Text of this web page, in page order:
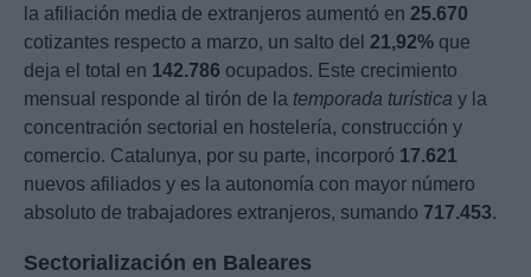
la afiliación media de extranjeros aumentó en 25.670
cotizantes respecto a marzo, un salto del 21,92% que
deja el total en 142.786 ocupados. Este crecimiento
mensual responde al tirón de la temporada turística y la
concentración sectorial en hostelería, construcción y
comercio. Catalunya, por su parte, incorporó 17.621
nuevos afiliados y es la autonomía con mayor número
absoluto de trabajadores extranjeros, sumando 717.453.
Sectorialización en Baleares